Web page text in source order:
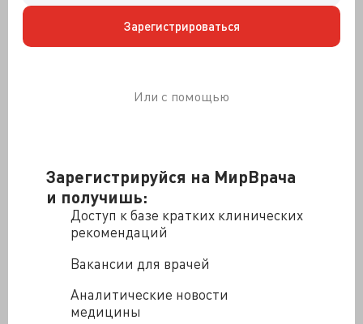
Зарегистрируйся на МирВрача
и получишь:
Доступ к базе кратких клинических
рекомендаций
Вакансии для врачей
Аналитические новости
медицины
Зарегистрироваться
Или с помощью
Эскироль.
Прослышав об успехах братьев Лабитт в Фитц-
турне. И побывал в тех краях, а в 1864 году рядом с
Хильдесхаймом была открыта первая германская
психколониях был устроен по образцу французских —
естественно, с немецким акцентом — и в германской
психиатрической практике тех лет такое
обустройство действительно оказалось и новинкой, и
Благодаря поездке нашего соотечественника,
Владимира Петровича Сербского, по Европе в 1885
году с целью перенять тамошний опыт, и его «Отчёту